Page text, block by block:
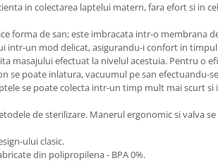
in colectarea laptelui matern, fara efort si in
forma de san; este imbracata intr-o membrana
intr-un mod delicat, asigurandu-i confort in timpul
masajului efectuat la nivelul acestuia. Pentru o
se poate inlatura, vacuumul pe san efectuandu-
se poate colecta intr-un timp mult mai scurt si
de sterilizare. Manerul ergonomic si valva
ului clasic.
din polipropilena - BPA 0%.